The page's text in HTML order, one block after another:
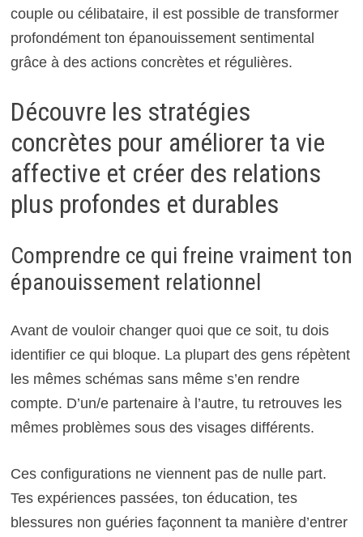
couple ou célibataire, il est possible de transformer
profondément ton épanouissement sentimental
grâce à des actions concrètes et régulières.
Découvre les stratégies
concrètes pour améliorer ta vie
affective et créer des relations
plus profondes et durables
Comprendre ce qui freine vraiment ton
épanouissement relationnel
Avant de vouloir changer quoi que ce soit, tu dois
identifier ce qui bloque. La plupart des gens répètent
les mêmes schémas sans même s’en rendre
compte. D’un/e partenaire à l’autre, tu retrouves les
mêmes problèmes sous des visages différents.
Ces configurations ne viennent pas de nulle part.
Tes expériences passées, ton éducation, tes
blessures non guéries façonnent ta manière d’entrer